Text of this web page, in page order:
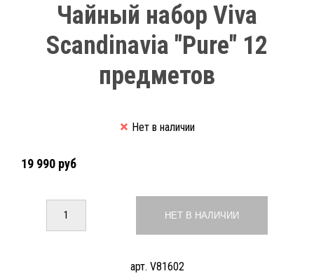
Чайный набор Viva
Scandinavia "Pure" 12
предметов
Нет в наличии
19 990 руб
НЕТ В НАЛИЧИИ
арт. V81602